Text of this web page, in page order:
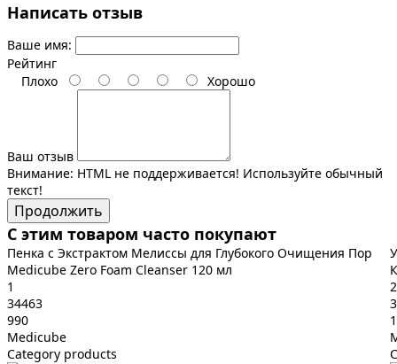
Написать отзыв
Ваше имя:
Рейтинг
Плохо
Хорошо
Ваш отзыв
Внимание: HTML не поддерживается! Используйте обычный
текст!
Продолжить
С этим товаром часто покупают
Пенка с Экстрактом Мелиссы для Глубокого Очищения Пор
Medicube Zero Foam Cleanser 120 мл
1
34463
990
Medicube
Category products
2